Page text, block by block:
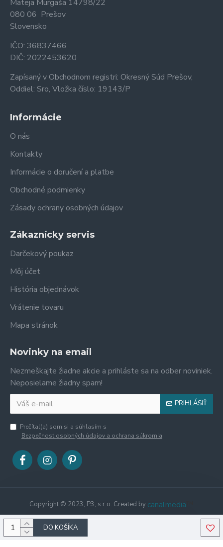
DO KOŠÍKA
Mateja Murgaša 14798/22
080 06 Prešov
Slovensko
IČO: 36837466
DIČ: 2022453620
Zapísaný v Obchodnom registri: Okresný Súd Prešov,
Oddiel: Sro, Vložka číslo: 19143/P
Informácie
O nás
Kontakty
Informácie o doručení a platbe
Obchodné podmienky
Zásady ochrany osobných údajov
Zákaznícky servis
Darčekový poukaz
Môj účet
História objednávok
Vrátenie tovaru
Mapa stránok
Novinky na email
Nezmeškajte žiadne akcie a prihláste sa na odber noviniek.
Neposielame žiadny spam!
PRIHLÁSIŤ
Prečítal(a) som si a súhlasím s
Bezpečnosť osobných údajov a ochrana súkromia
Copyright © 2023, P3, s.r.o. Created by canalmedia